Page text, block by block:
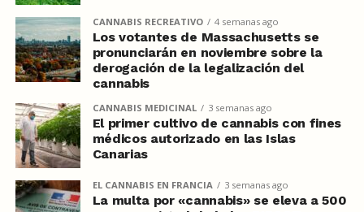
CANNABIS RECREATIVO 4 semanas ago
Los votantes de Massachusetts se
pronunciarán en noviembre sobre la
derogación de la legalización del
cannabis
CANNABIS MEDICINAL 3 semanas ago
El primer cultivo de cannabis con fines
médicos autorizado en las Islas
Canarias
EL CANNABIS EN FRANCIA 3 semanas ago
La multa por «cannabis» se eleva a 500